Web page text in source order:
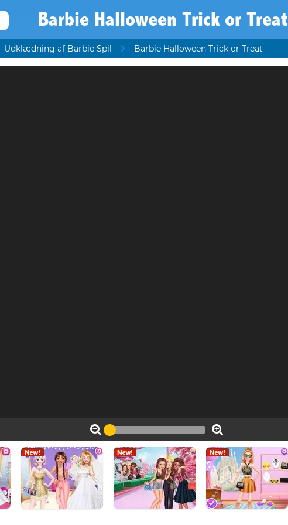
Barbie Halloween Trick or Treat
Udklædning af Barbie Spil Barbie Halloween Trick or Treat